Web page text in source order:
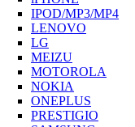
IPOD/MP3/MP4
LENOVO
LG
MEIZU
MOTOROLA
NOKIA
ONEPLUS
PRESTIGIO